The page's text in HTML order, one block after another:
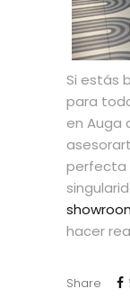
Si estás
para
en Auga
perfecta
hacer
Share